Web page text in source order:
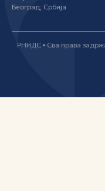
Београд, Србија
РНИДС • Сва права